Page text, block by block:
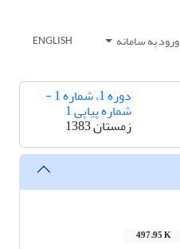
ورود به سامانه ENGLISH
دوره 1، شماره 1 -
شماره پیاپی 1
زمستان 1383
497.95 K